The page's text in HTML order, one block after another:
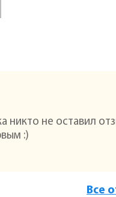
никто не оставил
:)
Все